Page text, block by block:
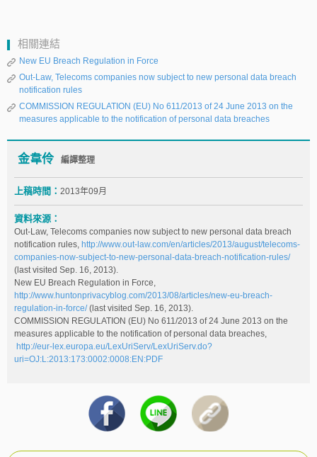
相關連結
New EU Breach Regulation in Force
Out-Law, Telecoms companies now subject to new personal data breach
notification rules
COMMISSION REGULATION (EU) No 611/2013 of 24 June 2013 on the
measures applicable to the notification of personal data breaches
金韋伶 編譯整理
上稿時間： 2013年09月
資料來源：
Out-Law, Telecoms companies now subject to new personal data breach
notification rules, http://www.out-law.com/en/articles/2013/august/telecoms-
companies-now-subject-to-new-personal-data-breach-notification-rules/
(last visited Sep. 16, 2013).
New EU Breach Regulation in Force,
http://www.huntonprivacyblog.com/2013/08/articles/new-eu-breach-
regulation-in-force/(last visited Sep. 16, 2013).
COMMISSION REGULATION (EU) No 611/2013 of 24 June 2013 on the
measures applicable to the notification of personal data breaches,
http://eur-lex.europa.eu/LexUriServ/LexUriServ.do?
uri=OJ:L:2013:173:0002:0008:EN:PDF